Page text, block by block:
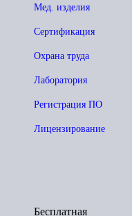
Мед. изделия
Сертификация
Охрана труда
Лаборатория
Регистрация ПО
Лицензирование
Бесплатная